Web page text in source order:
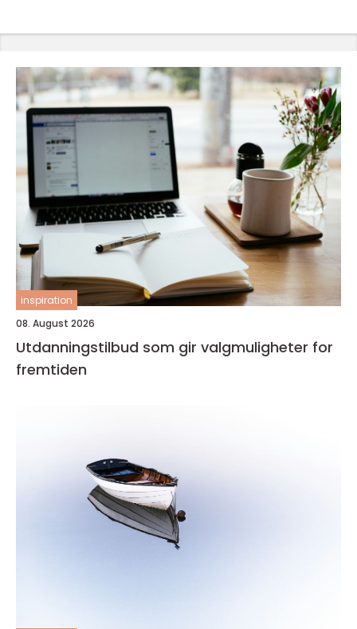
inspiration
08. August 2026
Utdanningstilbud som gir valgmuligheter for
fremtiden